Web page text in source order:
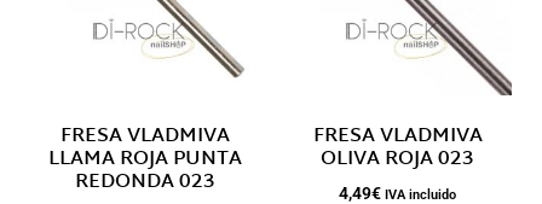
FRESA VLADMIVA
LLAMA ROJA PUNTA
REDONDA 023
FRESA VLADMIVA
OLIVA ROJA 023
4,49€ IVA incluido